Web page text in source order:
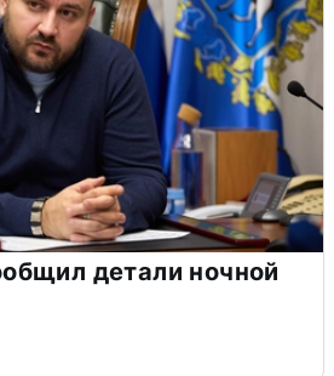
детали ночной